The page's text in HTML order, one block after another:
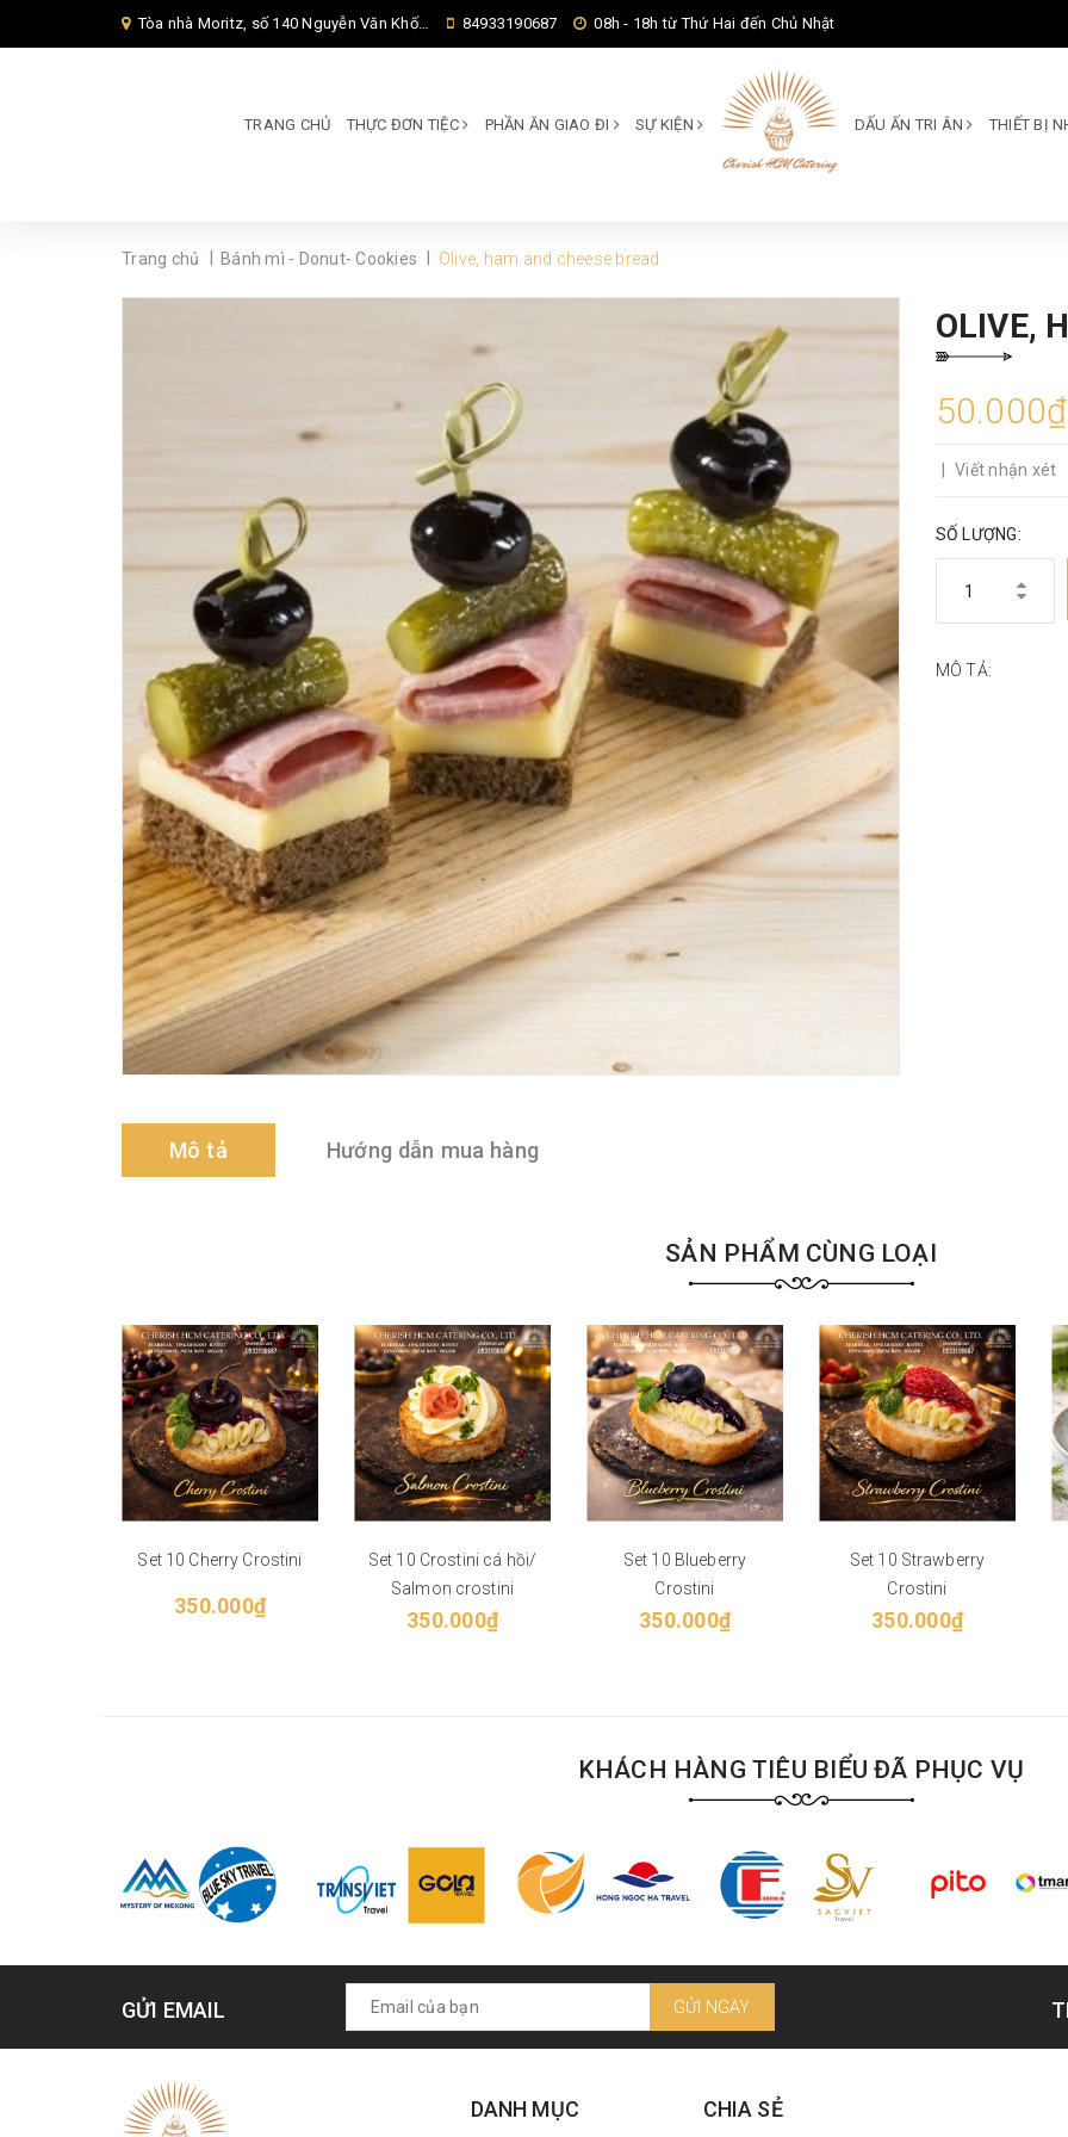
Tòa nhà Moritz, số 140 Nguyễn Văn Khối, Phường Thông Tây Hội, Thành phố Hồ Chí Minh, TP Hồ Chí Minh, 84933190687 08h - 18h từ Thứ Hai đến Chủ Nhật
TRANG CHỦ THỰC ĐƠN TIỆC PHẦN ĂN GIAO ĐI SỰ KIỆN DẤU ẤN TRI ÂN THIẾT BỊ
Trang chủ Bánh mì - Donut- Cookies Olive, ham and cheese bread
OLIVE,
50.000₫
Viết nhận xét
SỐ LƯỢNG:
MÔ TẢ:
Mô tả Hướng dẫn mua hàng
SẢN PHẨM CÙNG LOẠI
Set 10 Cherry Crostini
350.000₫
Set 10 Crostini cá hồi/
Salmon crostini
350.000₫
Set 10 Blueberry
Crostini
350.000₫
Set 10 Strawberry
Crostini
350.000₫
KHÁCH HÀNG TIÊU BIỂU ĐÃ PHỤC VỤ
GỬI EMAIL GỬI NGAY
DANH MỤC CHIA SẺ